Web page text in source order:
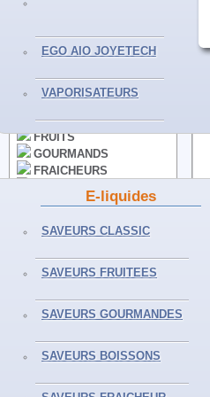
EGO AIO JOYETECH
VAPORISATEURS
E-liquides
SAVEURS CLASSIC
SAVEURS FRUITEES
SAVEURS GOURMANDES
SAVEURS BOISSONS
E-LIQUIDES
CLASSICS
FRUITS
GOURMANDS
FRAICHEURS
BOISSONS
50ML ET+
ACCESSOIRES
CLEAROMISEURS
BATTERIES
ACCUS - PILES
CHARGEURS